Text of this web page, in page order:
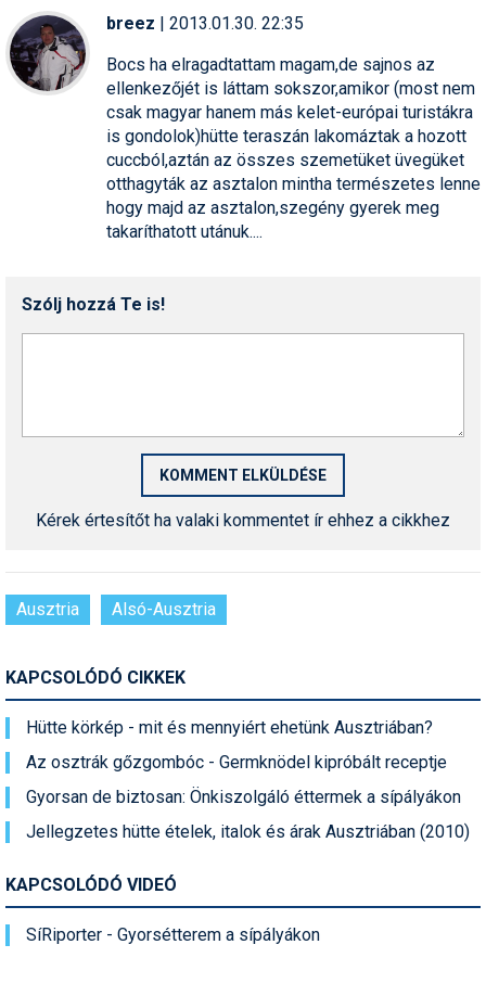
breez | 2013.01.30. 22:35
Bocs ha elragadtattam magam,de sajnos az
ellenkezőjét is láttam sokszor,amikor (most nem
csak magyar hanem más kelet-európai turistákra
is gondolok)hütte teraszán lakomáztak a hozott
cuccból,aztán az összes szemetüket üvegüket
otthagyták az asztalon mintha természetes lenne
hogy majd az asztalon,szegény gyerek meg
takaríthatott utánuk....
Szólj hozzá Te is!
Kérek értesítőt ha valaki kommentet ír ehhez a cikkhez
Ausztria Alsó-Ausztria
KAPCSOLÓDÓ CIKKEK
Hütte körkép - mit és mennyiért ehetünk Ausztriában?
Az osztrák gőzgombóc - Germknödel kipróbált receptje
Gyorsan de biztosan: Önkiszolgáló éttermek a sípályákon
Jellegzetes hütte ételek, italok és árak Ausztriában (2010)
KAPCSOLÓDÓ VIDEÓ
SíRiporter - Gyorsétterem a sípályákon